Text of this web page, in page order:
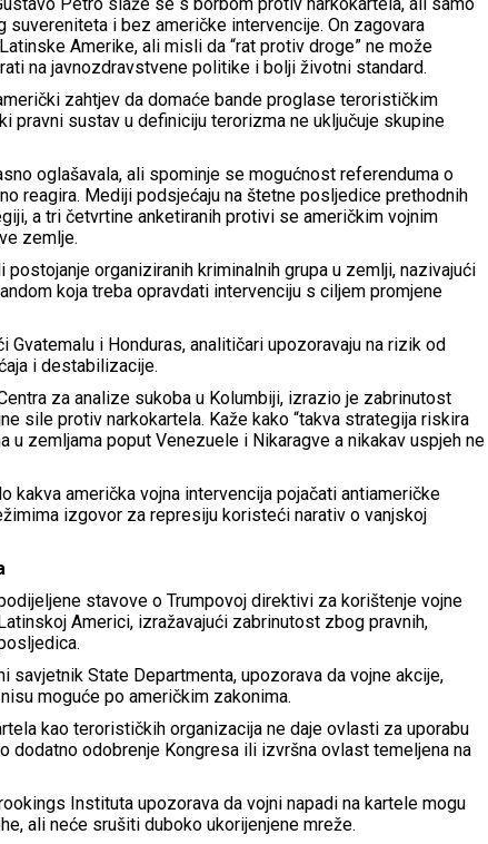
suvereniteta i bez američke intervencije. On zagovara
Amerike, ali misli da “rat protiv droge” ne može
na javnozdravstvene politike i bolji životni standard.
zahtjev da domaće bande proglase terorističkim
pravni sustav u definiciju terorizma ne uključuje skupine
oglašavala, ali spominje se mogućnost referenduma o
reagira. Mediji podsjećaju na štetne posljedice prethodnih
a tri četvrtine anketiranih protivi se američkim vojnim
zemlje.
organiziranih kriminalnih grupa u zemlji, nazivajući
koja treba opravdati intervenciju s ciljem promjene
Gvatemalu i Honduras, analitičari upozoravaju na rizik od
i destabilizacije.
za analize sukoba u Kolumbiji, izrazio je zabrinutost
sile protiv narkokartela. Kaže kako “takva strategija riskira
u zemljama poput Venezuele i Nikaragve a nikakav uspjeh ne
kakva američka vojna intervencija pojačati antiameričke
izgovor za represiju koristeći narativ o vanjskoj
stavove o Trumpovoj direktivi za korištenje vojne
Americi, izražavajući zabrinutost zbog pravnih,
savjetnik State Departmenta, upozorava da vojne akcije,
moguće po američkim zakonima.
kao terorističkih organizacija ne daje ovlasti za uporabu
dodatno odobrenje Kongresa ili izvršna ovlast temeljena na
Instituta upozorava da vojni napadi na kartele mogu
ali neće srušiti duboko ukorijenjene mreže.